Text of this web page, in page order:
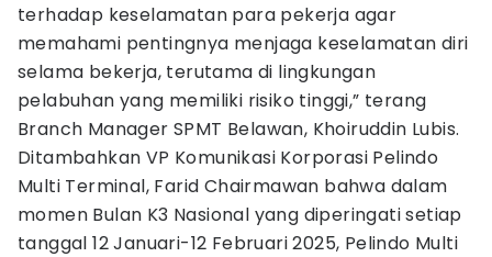
terhadap keselamatan para pekerja agar
memahami pentingnya menjaga keselamatan diri
selama bekerja, terutama di lingkungan
pelabuhan yang memiliki risiko tinggi,” terang
Branch Manager SPMT Belawan, Khoiruddin Lubis.
Ditambahkan VP Komunikasi Korporasi Pelindo
Multi Terminal, Farid Chairmawan bahwa dalam
momen Bulan K3 Nasional yang diperingati setiap
tanggal 12 Januari-12 Februari 2025, Pelindo Multi